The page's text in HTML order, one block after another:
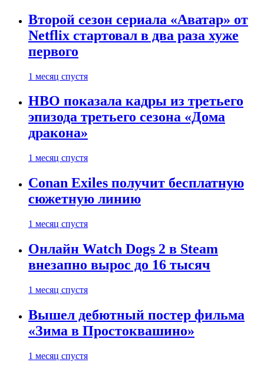
Второй сезон сериала «Аватар» от
Netflix стартовал в два раза хуже
первого
1 месяц спустя
HBO показала кадры из третьего
эпизода третьего сезона «Дома
дракона»
1 месяц спустя
Conan Exiles получит бесплатную
сюжетную линию
1 месяц спустя
Онлайн Watch Dogs 2 в Steam
внезапно вырос до 16 тысяч
1 месяц спустя
Вышел дебютный постер фильма
«Зима в Простоквашино»
1 месяц спустя